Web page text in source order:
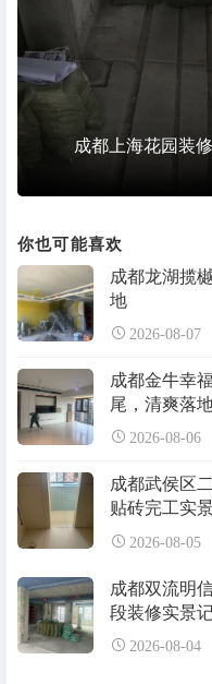
成都上海花园装
你也可能喜欢
成都龙湖揽
地
2026-08-07
成都金牛幸
尾，清爽落
2026-08-06
成都武侯区
贴砖完工实
2026-08-05
成都双流明
段装修实景
2026-08-04